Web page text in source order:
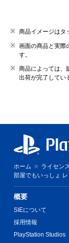
商品イメージはタ
画面の商品と実際
す。
商品によっては、
出荷が完了してい
ホーム ライセン
部屋でもいっしょ
概要
SIEについて
採用情報
PlayStation Studios